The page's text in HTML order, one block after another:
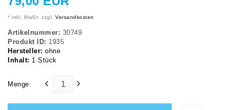
* inkl. MwSt. zzgl. Versandkosten
Artikelnummer: 30749
Produkt ID: 1935
Hersteller: ohne
Inhalt: 1 Stück
Menge: